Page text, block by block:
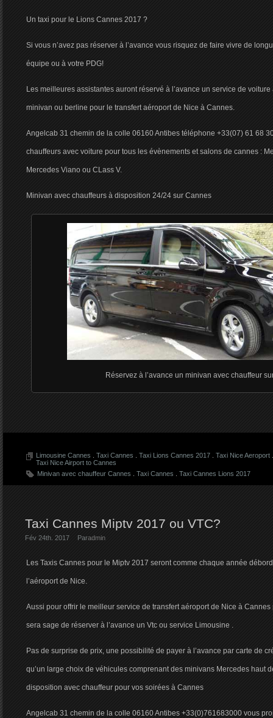
Un taxi pour le Lions Cannes 2017 ?
Si vous n’avez pas réserver à l’avance vous risquez de faire vivre de
équipe ou à votre PDG!
Les meilleures assistantes auront réservé à l’avance un service de
minivan ou berline pour le transfert aéroport de Nice à Cannes.
Angelcab 31 chemin de la colle 06160 Antibes téléphone +33(07) 61 68
chauffeurs avec voiture pour tous les évènements et salons de cannes :
Mercedes Viano ou CLass V.
Minivan avec chauffeurs à disposition 24/24 sur Cannes
Réservez à l’avance un minivan avec chauffeur
Limousine Cannes . Taxi Cannes . Taxi Lions Cannes 2017 . Taxi Nice Aeroport
Taxi Nice Airport to Cannes
Minivan avec chauffeur Cannes . Taxi Cannes . Taxi Cannes Lions 2017
Taxi Cannes Miptv 2017 ou VTC?
Fév 24th. 2017 Paradmin
Les Taxis Cannes pour le Miptv 2017 seront comme chaque année
l’aéroport de Nice.
Aussi pour offrir le meilleur service de transfert aéroport de Nice à
sera sage de réserver à l’avance un Vtc ou service Limousine .
Pas de surprise de prix, une possibilité de payer à l’avance par carte de
qu’un large choix de véhicules comprenant des minivans Mercedes haut
disposition avec chauffeur pour vos soirées à Cannes
Angelcab 31 chemin de la colle 06160 Antibes +33(0)761683000 vous